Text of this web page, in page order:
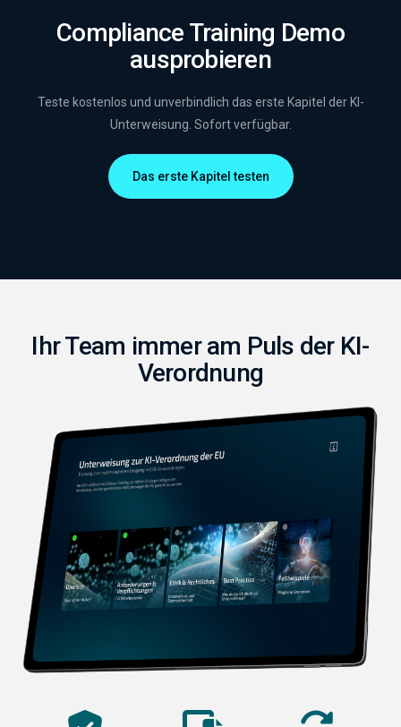
Compliance Training Demo
ausprobieren
Teste kostenlos und unverbindlich das erste Kapitel der KI-
Unterweisung. Sofort verfügbar.
Das erste Kapitel testen
Ihr Team immer am Puls der KI-
Verordnung